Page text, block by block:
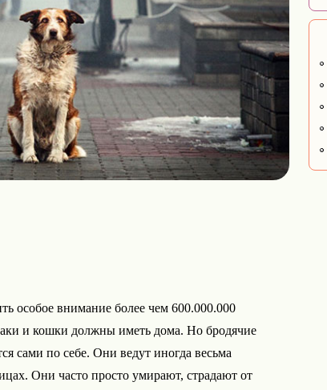
особое внимание более чем 600.000.000
и кошки должны иметь дома. Но бродячие
сами по себе. Они ведут иногда весьма
Они часто просто умирают, страдают от